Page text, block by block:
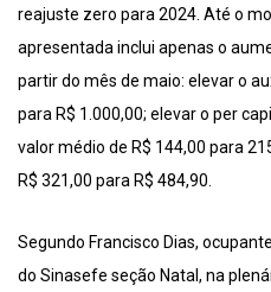
reajuste zero para 2024. Até o
apresentada inclui apenas o
partir do mês de maio: elevar o
para R$ 1.000,00; elevar o per
valor médio de R$ 144,00 para
R$ 321,00 para R$ 484,90.
Segundo Francisco Dias,
do Sinasefe seção Natal, na